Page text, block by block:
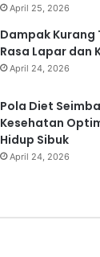
April 25, 2026
Dampak Kurang
Rasa Lapar dan
April 24, 2026
Pola Diet
Kesehatan
Hidup Sibuk
April 24, 2026